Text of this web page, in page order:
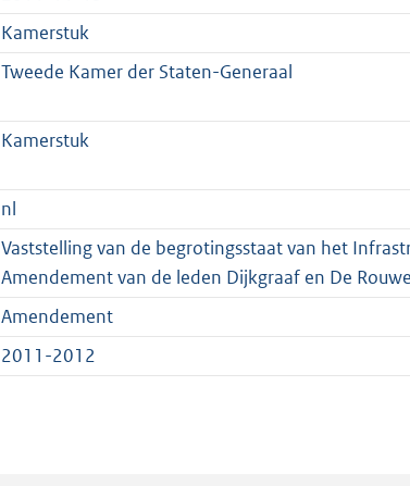
Kamerstuk
Tweede Kamer der Staten-Generaal
Kamerstuk
nl
Vaststelling van de begrotingsstaat van het
Amendement van de leden Dijkgraaf en De
Amendement
2011-2012